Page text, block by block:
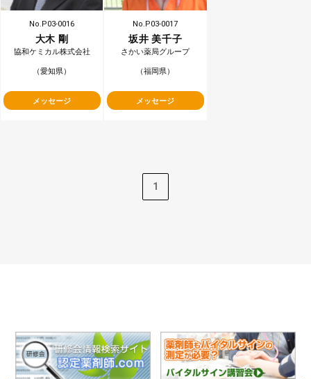
No.P03-0016
大木 剛
協和ケミカル株式会社
（愛知県）
navigate_next
メッセージ
No.P03-0017
坂井 美千子
さかい薬局グループ
（福岡県）
navigate_next
メッセージ
1